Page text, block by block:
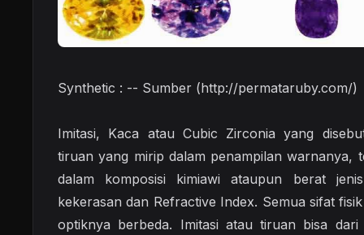
Synthetic : -- Sumber (http://permataruby.com/)
Imitasi, Kaca atau Cubic Zirconia yang
tiruan yang mirip dalam penampilan warnanya,
dalam komposisi kimiawi ataupun berat
kekerasan dan Refractive Index. Semua sifat
optiknya berbeda. Imitasi atau tiruan bisa dari